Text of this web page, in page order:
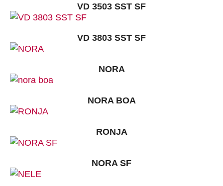
VD 3503 SST SF
VD 3803 SST SF
NORA
NORA BOA
RONJA
NORA SF